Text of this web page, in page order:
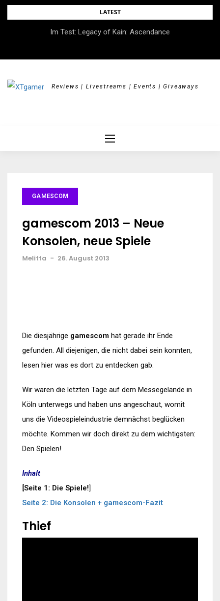
Skip
LATEST
Im Test: Legacy of Kain: Ascendance
Reviews | Livestreams | Events | Giveaways
GAMESCOM
gamescom 2013 – Neue
Konsolen, neue Spiele
Melitta - 26. August 2013
Die diesjährige gamescom hat gerade ihr Ende
gefunden. All diejenigen, die nicht dabei sein konnten,
lesen hier was es dort zu entdecken gab.
Wir waren die letzten Tage auf dem Messegelände in
Köln unterwegs und haben uns angeschaut, womit
uns die Videospieleindustrie demnächst beglücken
möchte. Kommen wir doch direkt zu dem wichtigsten:
Den Spielen!
Inhalt
[Seite 1: Die Spiele!]
Seite 2: Die Konsolen + gamescom-Fazit
Thief